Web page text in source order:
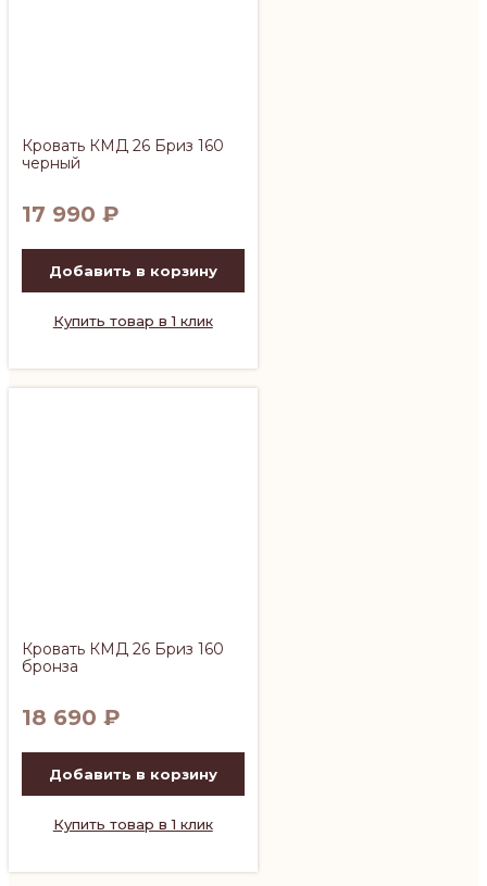
Кровать КМД 26 Бриз 160
черный
17 990 ₽
Добавить в корзину
Купить товар в 1 клик
Кровать КМД 26 Бриз 160
бронза
18 690 ₽
Добавить в корзину
Купить товар в 1 клик